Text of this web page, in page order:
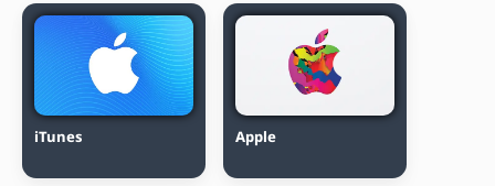
iTunes Apple